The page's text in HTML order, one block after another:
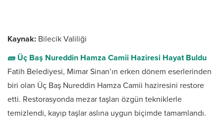
Kaynak: Bilecik Valiliği
🧱 Üç Baş Nureddin Hamza Camii Haziresi Hayat Buldu
Fatih Belediyesi, Mimar Sinan’ın erken dönem eserlerinden
biri olan Üç Baş Nureddin Hamza Camii haziresini restore
etti. Restorasyonda mezar taşları özgün tekniklerle
temizlendi, kayıp taşlar aslına uygun biçimde tamamlandı.